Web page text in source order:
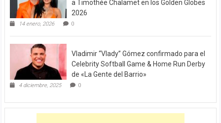
a Timothée Chalamet en los Golden Globes
2026
14 enero, 2026 0
Vladimir “Vlady” Gómez confirmado para el
Celebrity Softball Game & Home Run Derby
de «La Gente del Barrio»
4 diciembre, 2025 0